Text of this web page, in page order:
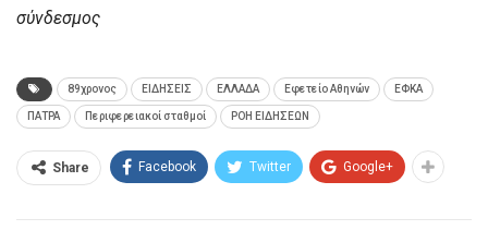
σύνδεσμος
89χρονος ΕΙΔΗΣΕΙΣ ΕΛΛΑΔΑ Εφετείο Αθηνών ΕΦΚΑ
ΠΑΤΡΑ Περιφερειακοί σταθμοί ΡΟΗ ΕΙΔΗΣΕΩΝ
Share Facebook Twitter Google+